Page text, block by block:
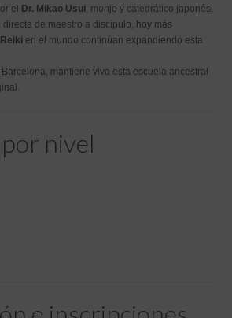
el
Dr. Mikao Usui, monje y catedrático japonés.
de maestro a discípulo, hoy más
en el mundo continúan expandiendo esta
mantiene viva esta escuela ancestral
nivel